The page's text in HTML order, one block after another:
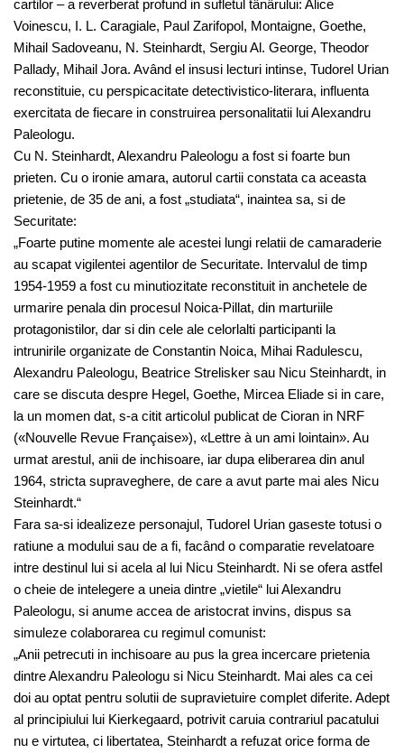
cartilor – a reverberat profund in sufletul tânârului: Alice
Voinescu, I. L. Caragiale, Paul Zarifopol, Montaigne, Goethe,
Mihail Sadoveanu, N. Steinhardt, Sergiu Al. George, Theodor
Pallady, Mihail Jora. Având el insusi lecturi intinse, Tudorel Urian
reconstituie, cu perspicacitate detectivistico-literara, influenta
exercitata de fiecare in construirea personalitatii lui Alexandru
Paleologu.
Cu N. Steinhardt, Alexandru Paleologu a fost si foarte bun
prieten. Cu o ironie amara, autorul cartii constata ca aceasta
prietenie, de 35 de ani, a fost „studiata“, inaintea sa, si de
Securitate:
„Foarte putine momente ale acestei lungi relatii de camaraderie
au scapat vigilentei agentilor de Securitate. Intervalul de timp
1954-1959 a fost cu minutiozitate reconstituit in anchetele de
urmarire penala din procesul Noica-Pillat, din marturiile
protagonistilor, dar si din cele ale celorlalti participanti la
intrunirile organizate de Constantin Noica, Mihai Radulescu,
Alexandru Paleologu, Beatrice Strelisker sau Nicu Steinhardt, in
care se discuta despre Hegel, Goethe, Mircea Eliade si in care,
la un momen dat, s-a citit articolul publicat de Cioran in NRF
(«Nouvelle Revue Française»), «Lettre à un ami lointain». Au
urmat arestul, anii de inchisoare, iar dupa eliberarea din anul
1964, stricta supraveghere, de care a avut parte mai ales Nicu
Steinhardt.“
Fara sa-si idealizeze personajul, Tudorel Urian gaseste totusi o
ratiune a modului sau de a fi, facând o comparatie revelatoare
intre destinul lui si acela al lui Nicu Steinhardt. Ni se ofera astfel
o cheie de intelegere a uneia dintre „vietile“ lui Alexandru
Paleologu, si anume accea de aristocrat invins, dispus sa
simuleze colaborarea cu regimul comunist:
„Anii petrecuti in inchisoare au pus la grea incercare prietenia
dintre Alexandru Paleologu si Nicu Steinhardt. Mai ales ca cei
doi au optat pentru solutii de supravietuire complet diferite. Adept
al principiului lui Kierkegaard, potrivit caruia contrariul pacatului
nu e virtutea, ci libertatea, Steinhardt a refuzat orice forma de